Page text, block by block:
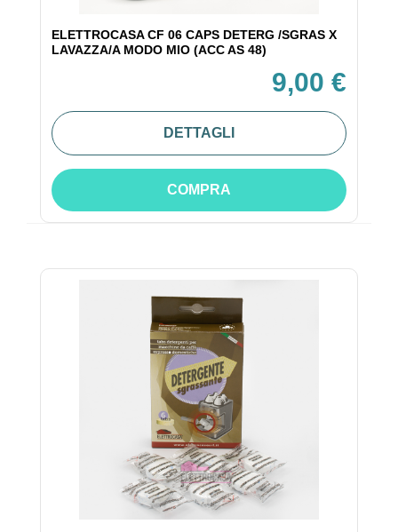
ELETTROCASA CF 06 CAPS DETERG /SGRAS X
LAVAZZA/A MODO MIO (ACC AS 48)
9,00 €
DETTAGLI
COMPRA